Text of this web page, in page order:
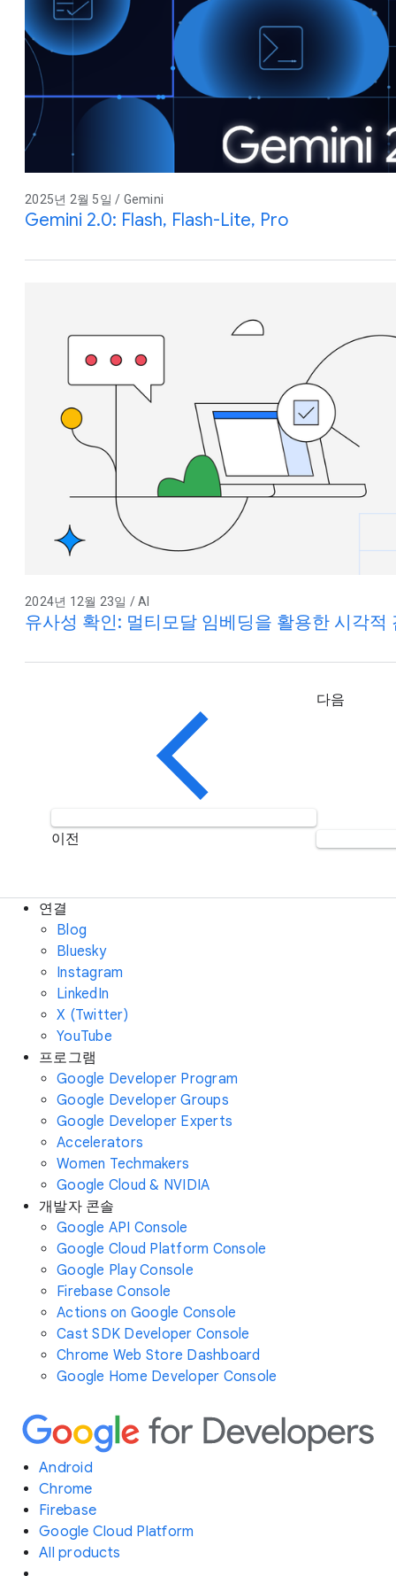
2025년 2월 5일 / Gemini
Gemini 2.0: Flash, Flash-Lite, Pro
2024년 12월 23일 / AI
유사성 확인: 멀티모달 임베딩을 활용한 시각적
이전
다음
연결
Blog
Bluesky
Instagram
LinkedIn
X (Twitter)
YouTube
프로그램
Google Developer Program
Google Developer Groups
Google Developer Experts
Accelerators
Women Techmakers
Google Cloud & NVIDIA
개발자 콘솔
Google API Console
Google Cloud Platform Console
Google Play Console
Firebase Console
Actions on Google Console
Cast SDK Developer Console
Chrome Web Store Dashboard
Google Home Developer Console
Android
Chrome
Firebase
Google Cloud Platform
All products